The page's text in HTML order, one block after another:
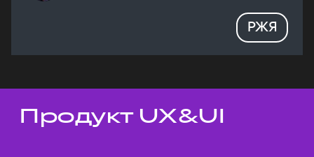
РЖЯ
Темы докладов
Продукт UX&UI